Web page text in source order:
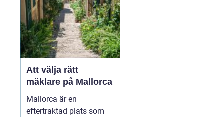
Att välja rätt
mäklare på Mallorca
Mallorca är en
eftertraktad plats som